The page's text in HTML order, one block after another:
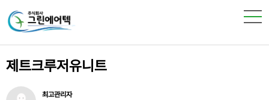
제트크루저유니트
최고관리자